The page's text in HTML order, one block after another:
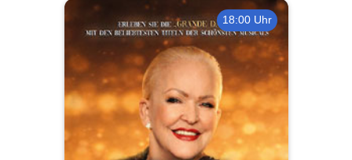
18:00 Uhr